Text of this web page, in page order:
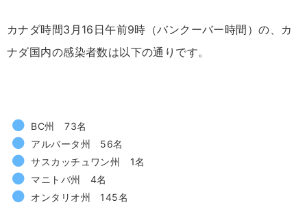
カナダ時間3月16日午前9時（バンクーバー時間）の、カ
ナダ国内の感染者数は以下の通りです。
BC州 73名
アルバータ州 56名
サスカッチュワン州 1名
マニトバ州 4名
オンタリオ州 145名